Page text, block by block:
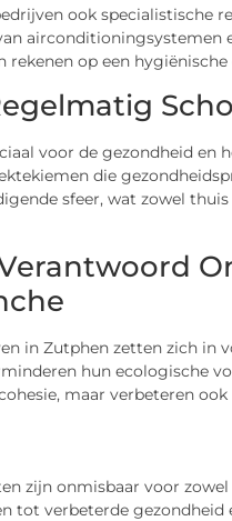
ook specialistische
airconditioningsystemen
rekenen op een
voor de gezondheid en
die
sfeer, wat zowel
in Zutphen zetten zich
hun ecologische
maar verbeteren
zijn onmisbaar voor
tot verbeterde